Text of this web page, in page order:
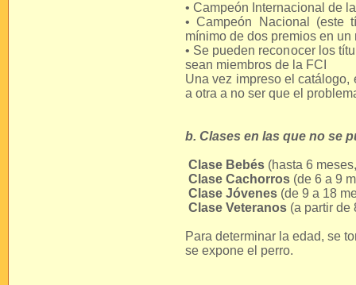
• Campeón Internacional de
• Campeón Nacional (este
mínimo de dos premios en
• Se pueden reconocer los
sean miembros de la FCI
Una vez impreso el catálogo,
a otra a no ser que el
b. Clases en las que no se
Clase Bebés (hasta 6
Clase Cachorros (de 6 a 9
Clase Jóvenes (de 9 a 18
Clase Veteranos (a partir de
Para determinar la edad, se
se expone el perro.